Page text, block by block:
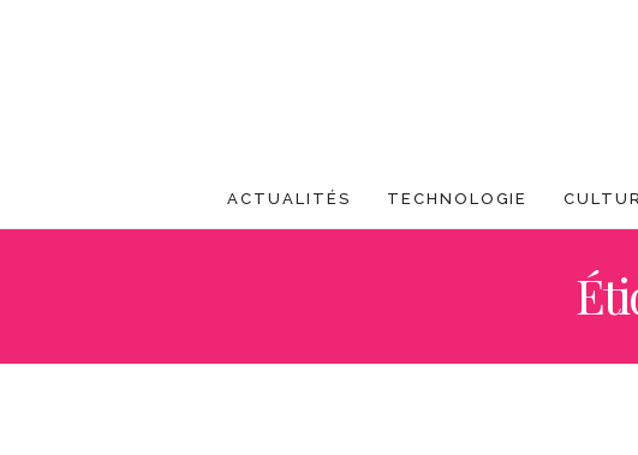
ACTUALITÉS TECHNOLOGIE